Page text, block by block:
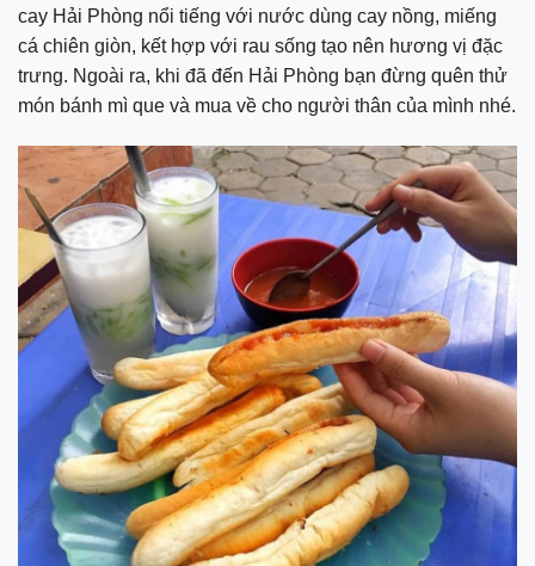
cay Hải Phòng nổi tiếng với nước dùng cay nồng, miếng
cá chiên giòn, kết hợp với rau sống tạo nên hương vị đặc
trưng. Ngoài ra, khi đã đến Hải Phòng bạn đừng quên thử
món bánh mì que và mua về cho người thân của mình nhé.